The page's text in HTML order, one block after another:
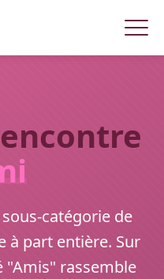
catégorie de
à part entière. Sur
"Amis" rassemble